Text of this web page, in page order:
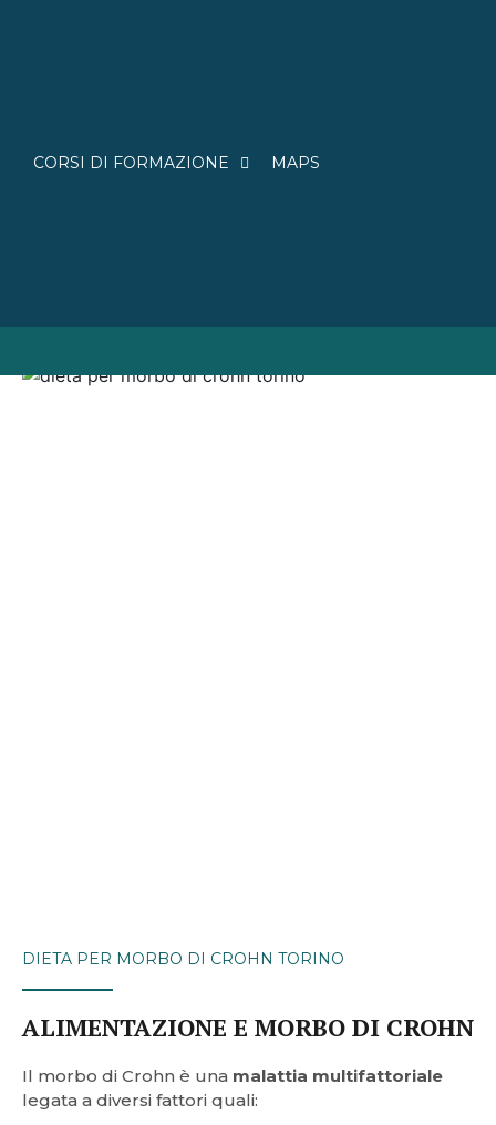
CORSI DI FORMAZIONE MAPS
DIETA PER MORBO DI CROHN TORINO
ALIMENTAZIONE E MORBO DI CROHN
Il morbo di Crohn è una malattia multifattoriale
legata a diversi fattori quali: